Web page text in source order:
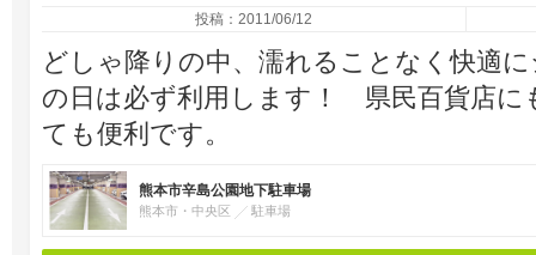
投稿：2011/06/12
どしゃ降りの中、濡れることなく快適
の日は必ず利用します！ 県民百貨店に
ても便利です。
熊本市辛島公園地下駐車場
熊本市・中央区 駐車場